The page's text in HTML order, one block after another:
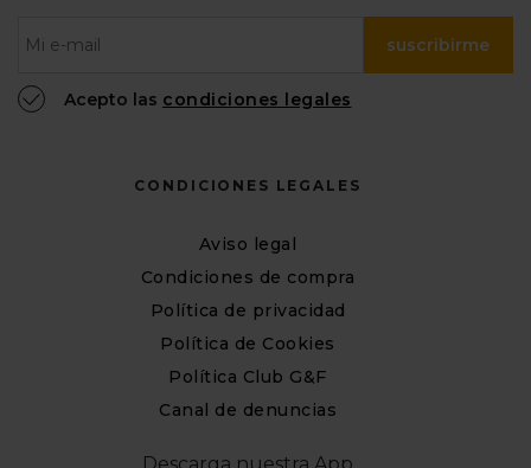
suscribirme
Acepto las condiciones legales
CONDICIONES LEGALES
Aviso legal
Condiciones de compra
Política de privacidad
Política de Cookies
Política Club G&F
Canal de denuncias